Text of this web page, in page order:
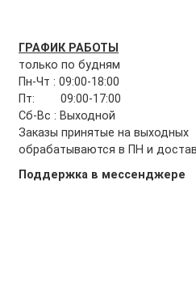
ГРАФИК РАБОТЫ
только по будням
Пн-Чт : 09:00-18:00
Пт: 09:00-17:00
Сб-Вс : Выходной
Заказы принятые на выходных
обрабатываются в ПН и
Поддержка в мессенджере